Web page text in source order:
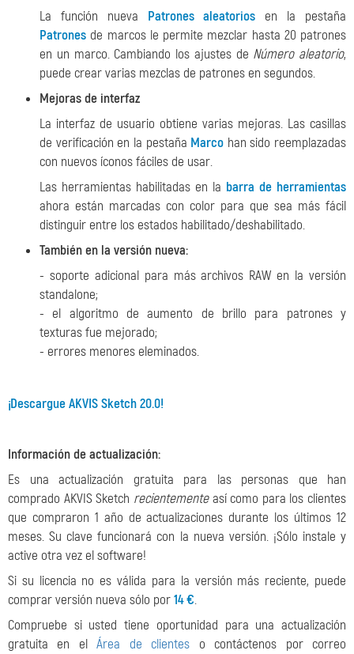
La función nueva Patrones aleatorios en la pestaña
Patrones de marcos le permite mezclar hasta 20 patrones
en un marco. Cambiando los ajustes de Número aleatorio,
puede crear varias mezclas de patrones en segundos.
Mejoras de interfaz
La interfaz de usuario obtiene varias mejoras. Las casillas
de verificación en la pestaña Marco han sido reemplazadas
con nuevos íconos fáciles de usar.
Las herramientas habilitadas en la barra de herramientas
ahora están marcadas con color para que sea más fácil
distinguir entre los estados habilitado/deshabilitado.
También en la versión nueva:
- soporte adicional para más archivos RAW en la versión
standalone;
- el algoritmo de aumento de brillo para patrones y
texturas fue mejorado;
- errores menores eleminados.
¡Descargue AKVIS Sketch 20.0!
Información de actualización:
Es una actualización gratuita para las personas que han
comprado AKVIS Sketch recientementeasí como para los clientes
que compraron 1 año de actualizaciones durante los últimos 12
meses. Su clave funcionará con la nueva versión. ¡Sólo instale y
active otra vez el software!
Si su licencia no es válida para la versión más reciente, puede
comprar versión nueva sólo por14 €.
Compruebe si usted tiene oportunidad para una actualización
gratuita en elÁrea de clientes o contáctenos por correo